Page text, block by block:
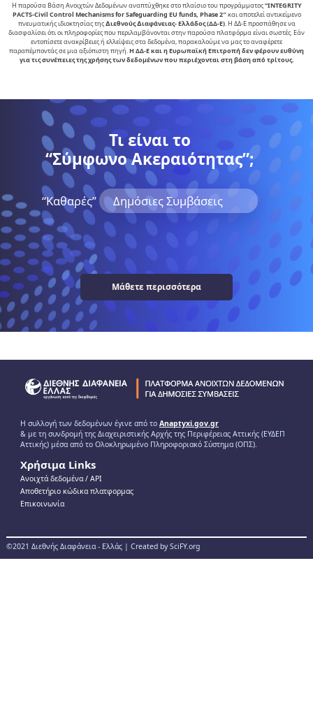
Η παρούσα Βάση Ανοιχτών Δεδομένων αναπτύχθηκε στο πλαίσιο του προγράμματος“INTEGRITY
PACTS-Civil Control Mechanisms for Safeguarding EU funds, Phase 2″και αποτελεί αντικείµενο
πνευµατικής ιδιοκτησίας της∆ιεθνούς ∆ιαφάνειας- Ελλάδος (ΔΔ-Ε). Η ΔΔ-Ε προσπάθησε να
διασφαλίσει ότι οι πληροφορίες που περιλαμβάνονται στην παρούσα πλατφόρμα είναι σωστές. Εάν
εντοπίσετε ανακρίβειες ή ελλείψεις στα δεδομένα, παρακαλούμε να μας το αναφέρετε
παραπέμποντάς σε μια αξιόπιστη πηγή.Η ΔΔ-Ε και η Ευρωπαϊκή Επιτροπή δεν φέρουν ευθύνη
για τις συνέπειες της χρήσης των δεδομένων που περιέχονται στη βάση από τρίτους.
Τι είναι το
“Σύμφωνο Ακεραιότητας”;
“Kαθαρές” Δημόσιες Συμβάσεις
Μάθετε περισσότερα
Η συλλογή των δεδομένων έγινε από το Anaptyxi.gov.gr
& με τη συνδρομή της Διαχειριστικής Αρχής της Περιφέρειας Αττικής (ΕΥΔΕΠ
Αττικής) μέσα από το Ολοκληρωμένο Πληροφοριακό Σύστημα (ΟΠΣ).
Χρήσιμα Links
Ανοιχτά δεδομένα / ΑPI
Αποθετήριο κώδικα πλατφορμας
Επικοινωνία
©2021 Διεθνής Διαφάνεια - Ελλάς | Created by SciFY.org